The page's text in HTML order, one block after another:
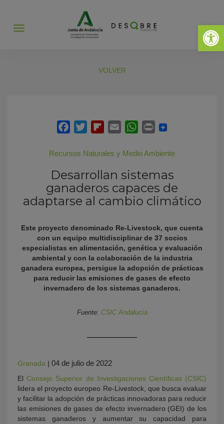
Abrir
Abrir
VOLVER
Recursos Naturales y Medio Ambiente
Desarrollan sistemas
ganaderos capaces de
adaptarse al cambio climático
Este proyecto denominado Re-Livestock, que cuenta
con un equipo multidisciplinar de 37 socios
especialistas en alimentación, genética y evaluación
ambiental y con la colaboración de la industria
ganadera europea, persigue la adopción de prácticas
para reducir las emisiones de gases de efecto
invernadero de los sistemas ganaderos.
Fuente: CSIC Andalucía
Granada | 04 de julio de 2022
ElConsejo Superior de Investigaciones Científicas (CSIC)
lidera el proyecto europeo Re-Livestock, que busca evaluar
y facilitar la adopción de prácticas innovadoras para reducir
las emisiones de gases de efecto invernadero (GEI) de los
sistemas ganaderos y aumentar su capacidad para